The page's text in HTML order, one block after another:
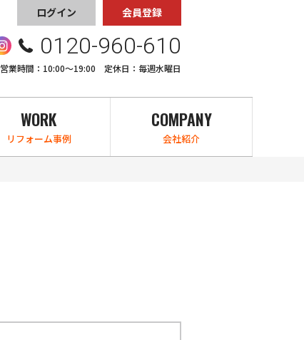
ログイン 会員登録
0120-960-610
営業時間：10:00〜19:00 定休日：毎週水曜日
WORK
リフォーム事例
COMPANY
会社紹介